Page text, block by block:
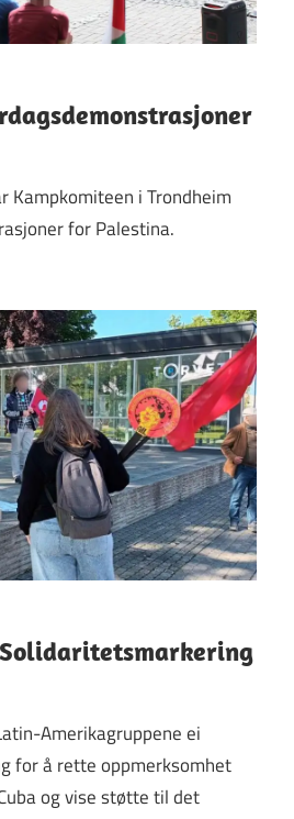
Kampkomiteen i Trondheim
for Palestina.
Amerikagruppene ei
for å rette oppmerksomhet
og vise støtte til det